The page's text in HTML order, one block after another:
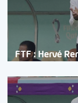
FTF : Hervé